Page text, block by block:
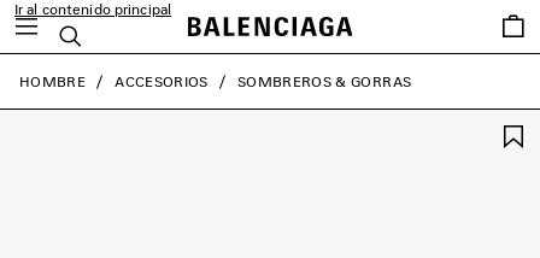
Ir al contenido principal
Buscar
close the banner
HOMBRE ACCESORIOS SOMBREROS & GORRAS